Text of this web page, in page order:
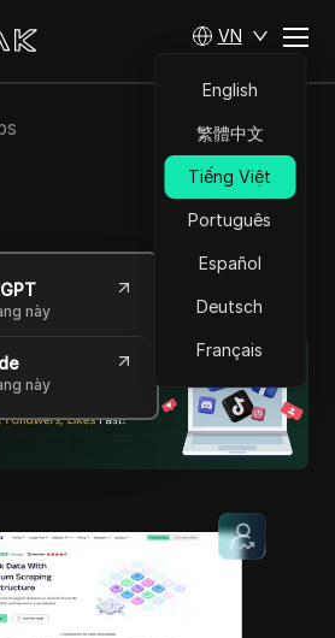
VN
English
繁體中文
Tiếng Việt
Português
Español
Deutsch
Français
này
này
giải pháp proxy tin cậy và